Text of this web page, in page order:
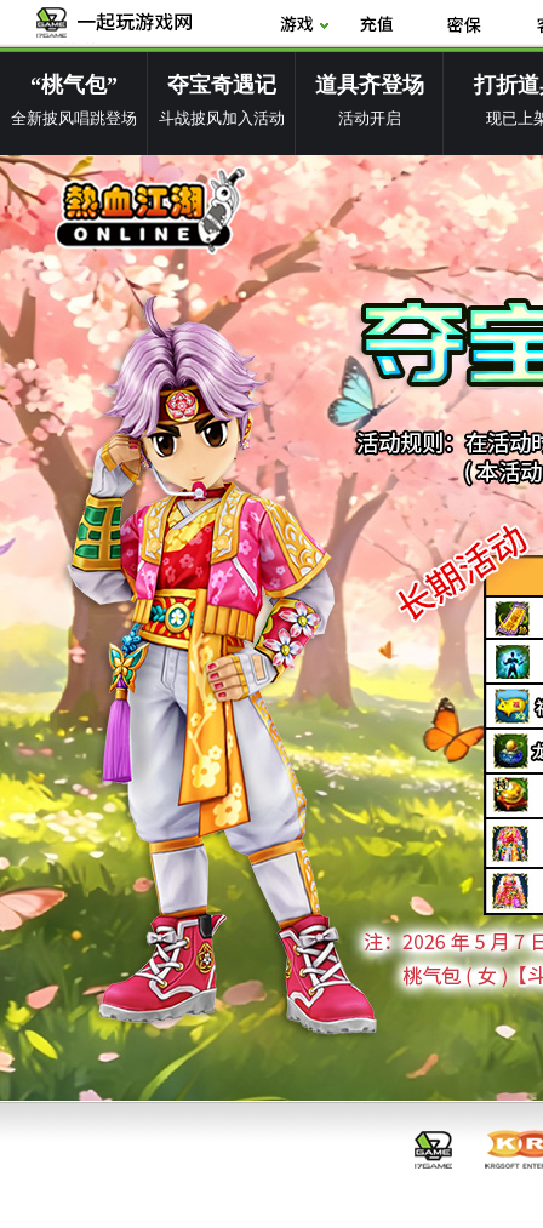
“桃气包”
全新披风唱跳登场
夺宝奇遇记
斗战披风加入活动
道具齐登场
活动开启
打折道
现已上